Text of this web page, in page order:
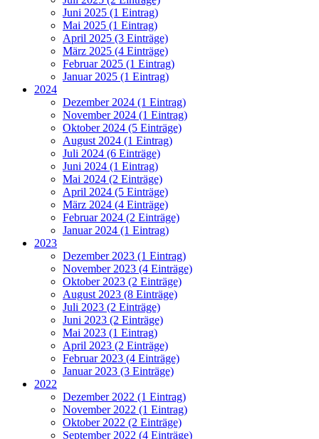
Juni 2025 (1 Eintrag)
Mai 2025 (1 Eintrag)
April 2025 (3 Einträge)
März 2025 (4 Einträge)
Februar 2025 (1 Eintrag)
Januar 2025 (1 Eintrag)
2024
Dezember 2024 (1 Eintrag)
November 2024 (1 Eintrag)
Oktober 2024 (5 Einträge)
August 2024 (1 Eintrag)
Juli 2024 (6 Einträge)
Juni 2024 (1 Eintrag)
Mai 2024 (2 Einträge)
April 2024 (5 Einträge)
März 2024 (4 Einträge)
Februar 2024 (2 Einträge)
Januar 2024 (1 Eintrag)
2023
Dezember 2023 (1 Eintrag)
November 2023 (4 Einträge)
Oktober 2023 (2 Einträge)
August 2023 (8 Einträge)
Juli 2023 (2 Einträge)
Juni 2023 (2 Einträge)
Mai 2023 (1 Eintrag)
April 2023 (2 Einträge)
Februar 2023 (4 Einträge)
Januar 2023 (3 Einträge)
2022
Dezember 2022 (1 Eintrag)
November 2022 (1 Eintrag)
Oktober 2022 (2 Einträge)
September 2022 (4 Einträge)